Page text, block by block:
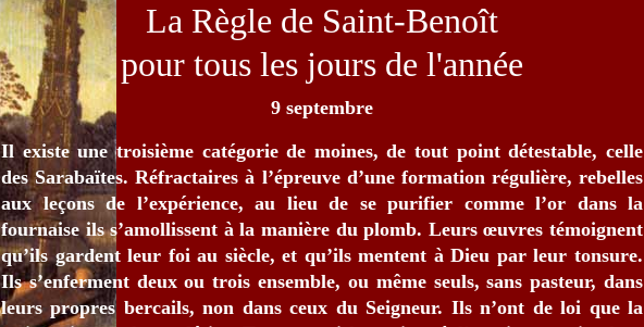
La Règle de Saint-Benoît
pour tous les jours de l'année
9 septembre
Il existe une troisième catégorie de moines, de tout point détestable, celle
des Sarabaïtes. Réfractaires à l’épreuve d’une formation régulière, rebelles
aux leçons de l’expérience, au lieu de se purifier comme l’or dans la
fournaise ils s’amollissent à la manière du plomb. Leurs œuvres témoignent
qu’ils gardent leur foi au siècle, et qu’ils mentent à Dieu par leur tonsure.
Ils s’enferment deux ou trois ensemble, ou même seuls, sans pasteur, dans
leurs propres bercails, non dans ceux du Seigneur. Ils n’ont de loi que la